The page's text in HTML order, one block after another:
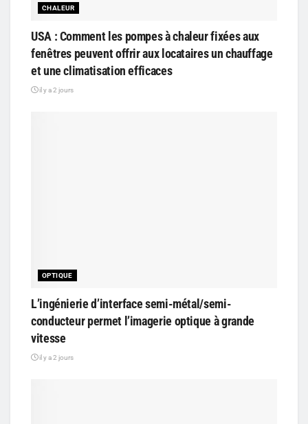
CHALEUR
USA : Comment les pompes à chaleur fixées aux
fenêtres peuvent offrir aux locataires un chauffage
et une climatisation efficaces
il y a 2 jours
OPTIQUE
L’ingénierie d’interface semi-métal/semi-
conducteur permet l’imagerie optique à grande
vitesse
il y a 2 jours